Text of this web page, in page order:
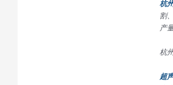
杭
割
产
杭
超